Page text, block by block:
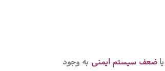
یاضعف سیستم ایمنی به وجود